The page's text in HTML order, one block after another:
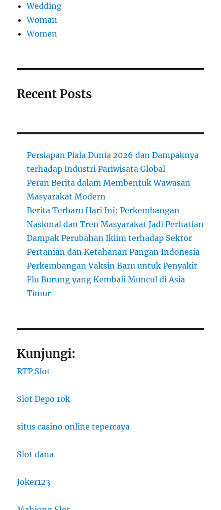
Wedding
Woman
Women
Recent Posts
Persiapan Piala Dunia 2026 dan Dampaknya
terhadap Industri Pariwisata Global
Peran Berita dalam Membentuk Wawasan
Masyarakat Modern
Berita Terbaru Hari Ini: Perkembangan
Nasional dan Tren Masyarakat Jadi Perhatian
Dampak Perubahan Iklim terhadap Sektor
Pertanian dan Ketahanan Pangan Indonesia
Perkembangan Vaksin Baru untuk Penyakit
Flu Burung yang Kembali Muncul di Asia
Timur
Kunjungi:
RTP Slot
Slot Depo 10k
situs casino online tepercaya
Slot dana
Joker123